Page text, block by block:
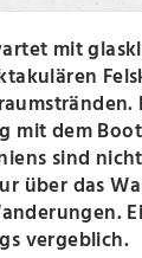
mit
mit dem
sind
über das
vergeblich.